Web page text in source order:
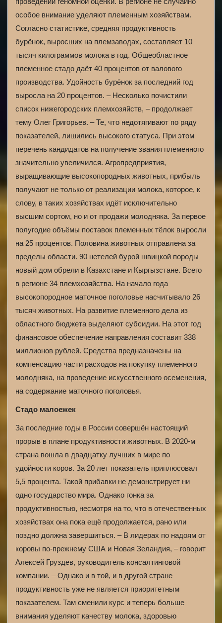
особое внимание уделяют племенным хозяйствам.
Согласно статистике, средняя продуктивность
бурёнок, выросших на племзаводах, составляет 10
тысяч килограммов молока в год. Общеобластное
племенное стадо даёт 40 процентов от валового
производства. Удойность бурёнок за последний год
выросла на 20 процентов. – Несколько почистили
список нижегородских племхозяйств, – продолжает
тему Олег Григорьев. – Те, что недотягивают по ряду
показателей, лишились высокого статуса. При этом
перечень кандидатов на получение звания племенного
значительно увеличился. Агропредприятия,
выращивающие высокопородных животных, прибыль
получают не только от реализации молока, которое, к
слову, в таких хозяйствах идёт исключительно
высшим сортом, но и от продажи молодняка. За первое
полугодие объёмы поставок племенных тёлок выросли
на 25 процентов. Половина животных отправлена за
пределы области. 90 нетелей бурой швицкой породы
новый дом обрели в Казахстане и Кыргызстане. Всего
в регионе 34 племхозяйства. На начало года
высокопородное маточное поголовье насчитывало 26
тысяч животных. На развитие племенного дела из
областного бюджета выделяют субсидии. На этот год
финансовое обеспечение направления составит 338
миллионов рублей. Средства предназначены на
компенсацию части расходов на покупку племенного
молодняка, на проведение искусственного осеменения,
на содержание маточного поголовья.
Стадо малоежек
За последние годы в России совершён настоящий
прорыв в плане продуктивности животных. В 2020-м
страна вошла в двадцатку лучших в мире по
удойности коров. За 20 лет показатель приплюсовал
5,5 процента. Такой прибавки не демонстрирует ни
одно государство мира. Однако гонка за
продуктивностью, несмотря на то, что в отечественных
хозяйствах она пока ещё продолжается, рано или
поздно должна завершиться. – В лидерах по надоям от
коровы по-прежнему США и Новая Зеландия, – говорит
Алексей Груздев, руководитель консалтинговой
компании. – Однако и в той, и в другой стране
продуктивность уже не является приоритетным
показателем. Там сменили курс и теперь больше
внимания уделяют качеству молока, здоровью